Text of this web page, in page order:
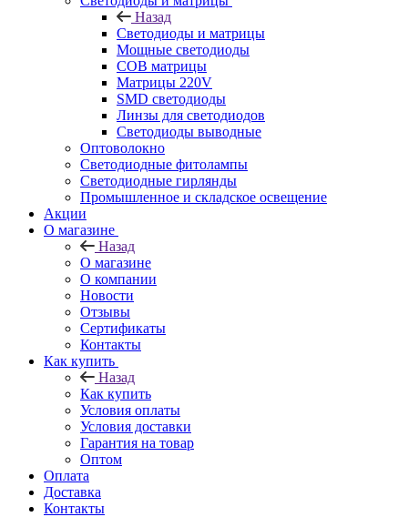
Назад
Светодиоды и матрицы
Мощные светодиоды
COB матрицы
Матрицы 220V
SMD светодиоды
Линзы для светодиодов
Светодиоды выводные
Оптоволокно
Светодиодные фитолампы
Светодиодные гирлянды
Промышленное и складское освещение
Акции
О магазине
Назад
О магазине
О компании
Новости
Отзывы
Сертификаты
Контакты
Как купить
Назад
Как купить
Условия оплаты
Условия доставки
Гарантия на товар
Оптом
Оплата
Доставка
Контакты